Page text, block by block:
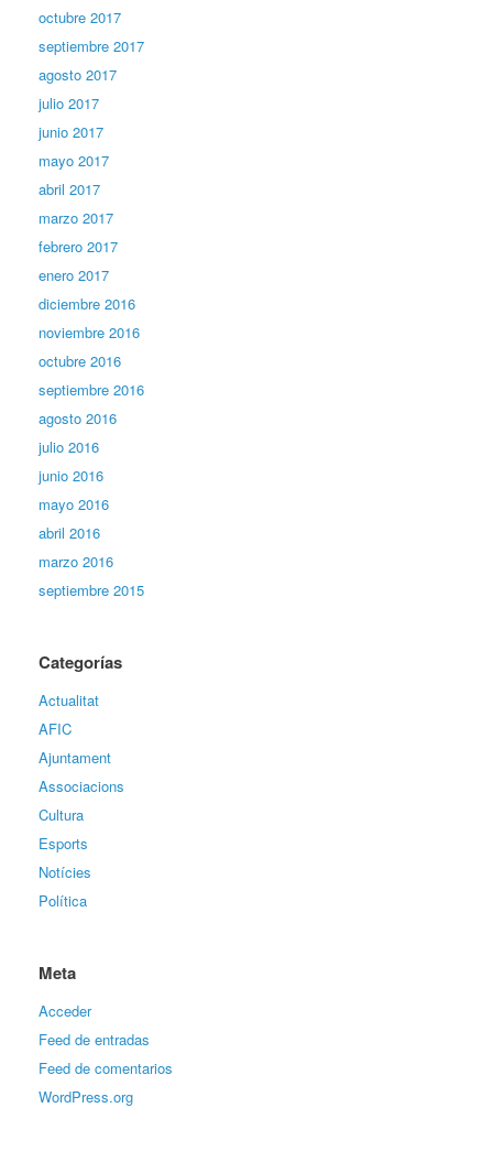
octubre 2017
septiembre 2017
agosto 2017
julio 2017
junio 2017
mayo 2017
abril 2017
marzo 2017
febrero 2017
enero 2017
diciembre 2016
noviembre 2016
octubre 2016
septiembre 2016
agosto 2016
julio 2016
junio 2016
mayo 2016
abril 2016
marzo 2016
septiembre 2015
Categorías
Actualitat
AFIC
Ajuntament
Associacions
Cultura
Esports
Notícies
Política
Meta
Acceder
Feed de entradas
Feed de comentarios
WordPress.org